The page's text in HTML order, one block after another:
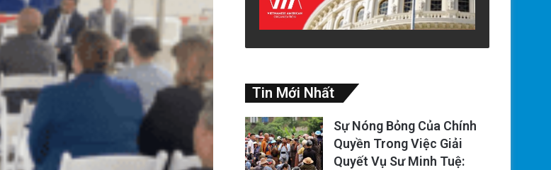
Tin Mới Nhất
Sự Nóng Bỏng Của Chính
Quyền Trong Việc Giải
Quyết Vụ Sư Minh Tuệ: